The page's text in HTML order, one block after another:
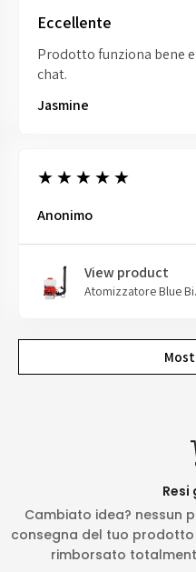
Eccellente
Prodotto funziona bene
chat.
Jasmine
5
★★★★★
Anonimo
View product
Atomizzatore Blue
Cambiato idea? nessun
consegna del tuo
rimborsato